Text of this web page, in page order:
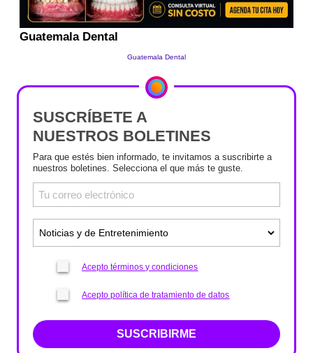
SUSCRÍBETE A
NUESTROS BOLETINES
Para que estés bien informado, te invitamos a suscribirte a
nuestros boletines. Selecciona el que más te guste.
Acepto términos y condiciones
Acepto política de tratamiento de datos
SUSCRIBIRME